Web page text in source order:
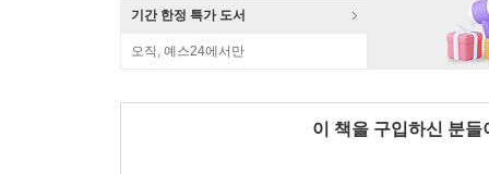
기간 한정 특가 도서
오직, 예스24에서만
이 책을 구입하신 분